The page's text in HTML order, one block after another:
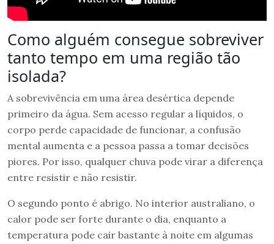
Como alguém consegue sobreviver
tanto tempo em uma região tão
isolada?
A sobrevivência em uma área desértica depende
primeiro da água. Sem acesso regular a líquidos, o
corpo perde capacidade de funcionar, a confusão
mental aumenta e a pessoa passa a tomar decisões
piores. Por isso, qualquer chuva pode virar a diferença
entre resistir e não resistir.
O segundo ponto é abrigo. No interior australiano, o
calor pode ser forte durante o dia, enquanto a
temperatura pode cair bastante à noite em algumas